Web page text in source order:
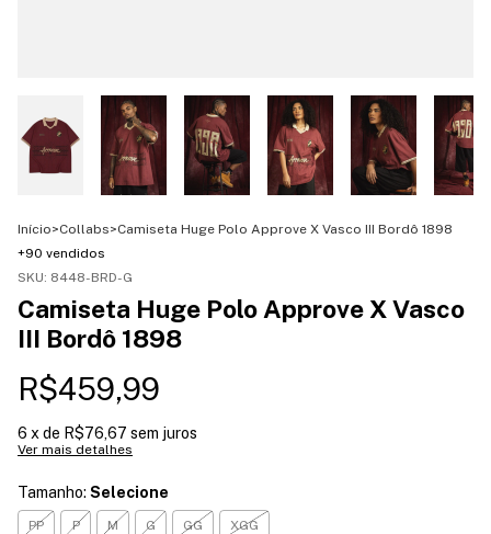
Início>Collabs>Camiseta Huge Polo Approve X Vasco III Bordô 1898
+90 vendidos
SKU: 8448-BRD-G
Camiseta Huge Polo Approve X Vasco
III Bordô 1898
R$459,99
6 x de R$76,67 sem juros
Ver mais detalhes
Tamanho: Selecione
PP P M G GG XGG